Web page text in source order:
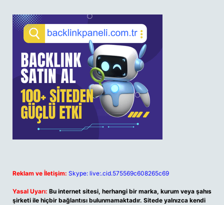
Reklam ve İletişim: Skype: live:.cid.575569c608265c69
Yasal Uyarı: Bu internet sitesi, herhangi bir marka, kurum veya şahıs
şirketi ile hiçbir bağlantısı bulunmamaktadır. Sitede yalnızca kendi